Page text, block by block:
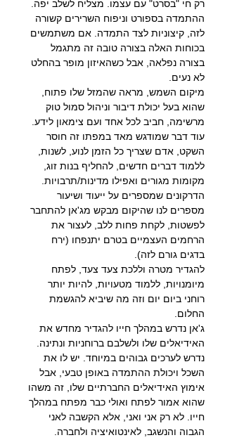
רק חי "בסרט" עם עצמו. מצליח לשלב יפה.
ההתמדה בספורט וניפוח השרירים קשורה
לזה, קיצוניות לצד התמדה. אם משתמשים
בכוחות האלה בצורה טובה זה מתגמל
בצורה נפלאה, אבל כשהאיזון מופר בהחלט
לא נעים.
מיקום השמש, מראה שהמזל שלו פתוח,
שהוא בעל יכולת דיבור וניהול סמול טוק
מרשימה, חביב לכל אחד ועם צימאון לידע.
עוד דבר שמודגש מאד במפתו זה חוסר
השקט, אדם שצריך כל הזמן לנוע, לשנות,
ללמוד דברים חדשים, להחליף בנות זוג,
מקומות מגורים ואפילו מדינות/תרבויות.
הדרקונים שמספרים על ייעוד ושיעור
מספרים לנו שהיקום מבקש מג'אן להתחבר
לפשטות, לקחת פחות ללב, לעצור את
הרחמים העצמיים בטרם יתנפחו (ירח
בדגים גורם לזה).
להגדיר מטרה וללכת צעד צעד, לפתח
מיומנויות, ללמוד מטעויות, להיות יותר
רוחני ביום יום וזה מה שיביא להגשמת
החלום.
ג'אן נדרש במהלך חייו להגדיר מחדש את
האידיאלים שלו ולשלבם ברוחניות ונתינה.
נדרש לערכים גבוהים במיוחד. יש לו את
השכל ויכולת ההתמדה באופן טבעי, אבל
אימוץ האידיאלים החברתיים שלו, זה משהו
שהוא אמור לפתח ואולי כבר מפתח במהלך
חייו. לא רק אני ואני, אלא הקשבה לאני
הגבוה והנשגב, לאינטואיציה ולחברה.